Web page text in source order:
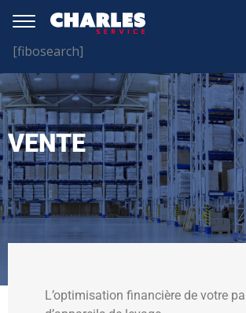
[fibosearch]
VENTE
L’optimisation financière de votre